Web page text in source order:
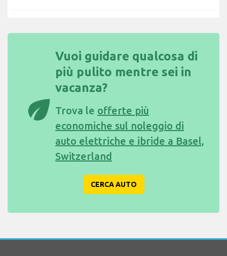
eco
Vuoi guidare qualcosa di
più pulito mentre sei in
vacanza?
Trova le offerte più
economiche sul noleggio di
auto elettriche e ibride a Basel,
Switzerland
CERCA AUTO